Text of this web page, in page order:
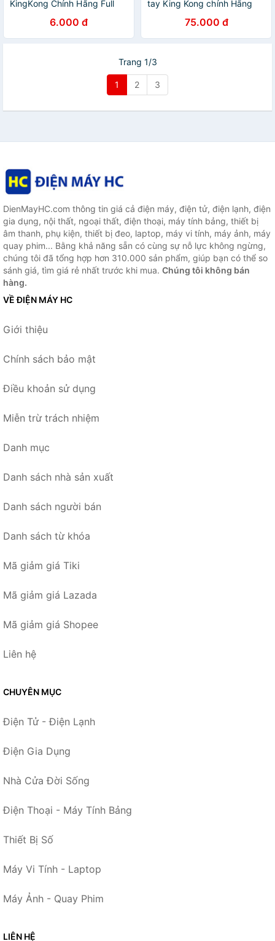
KingKong Chính Hãng Full
6.000 đ
tay King Kong chính Hãng
75.000 đ
Trang 1/3
1 2 3
DienMayHC.com thông tin giá cả điện máy, điện tử, điện lạnh, điện
gia dụng, nội thất, ngoại thất, điện thoại, máy tính bảng, thiết bị
âm thanh, phụ kiện, thiết bị đeo, laptop, máy vi tính, máy ảnh, máy
quay phim... Bằng khả năng sẵn có cùng sự nỗ lực không ngừng,
chúng tôi đã tổng hợp hơn 310.000 sản phẩm, giúp bạn có thể so
sánh giá, tìm giá rẻ nhất trước khi mua. Chúng tôi không bán
hàng.
VỀ ĐIỆN MÁY HC
Giới thiệu
Chính sách bảo mật
Điều khoản sử dụng
Miễn trừ trách nhiệm
Danh mục
Danh sách nhà sản xuất
Danh sách người bán
Danh sách từ khóa
Mã giảm giá Tiki
Mã giảm giá Lazada
Mã giảm giá Shopee
Liên hệ
CHUYÊN MỤC
Điện Tử - Điện Lạnh
Điện Gia Dụng
Nhà Cửa Đời Sống
Điện Thoại - Máy Tính Bảng
Thiết Bị Số
Máy Vi Tính - Laptop
Máy Ảnh - Quay Phim
LIÊN HỆ